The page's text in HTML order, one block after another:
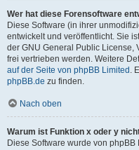
Wer hat diese Forensoftware
Diese Software (in ihrer
entwickelt und veröffentlicht. Sie
der GNU General Public License,
frei vertrieben werden. Weitere
auf der Seite von phpBB Limited .
phpBB.de zu finden.
Nach oben
Warum ist Funktion x oder y
Diese Software wurde von